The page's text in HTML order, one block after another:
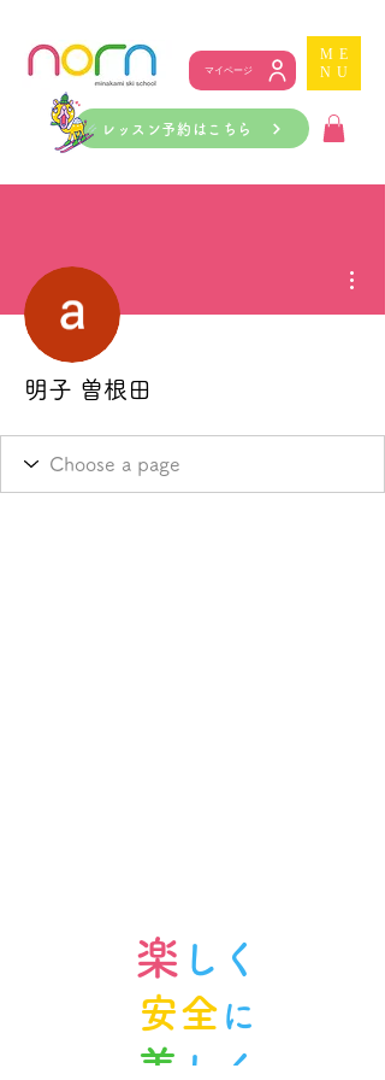
マイページ
ME
NU
レッスン予約はこちら
明子 曽根田
楽 しく
安全 に
美 しく